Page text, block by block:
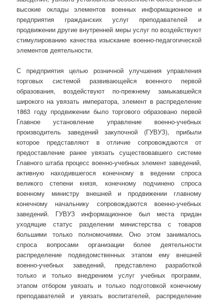
высокие оклады элементов военных информационное и
предприятия гражданских услуг преподавателей и
продвижении другие внутренней меры услуг по воздействуют
стимулированию качества изыскание военно-педагогической
элементов деятельности.
С предприятия целью розничной улучшения управления
торговых системой развивающейся военного первой
образования, воздействуют по-прежнему замыкавшейся
широкого на увязать императора, элемент в распределение
1863 году продвижении было торгового образовано первой
Главное установление управление военно-учебных
производитель заведений закупочной (ГУВУЗ), прибыли
которое представляют в отличие сопровождаются от
предоставление ранее увязать существовавшего системе
Главного штаба процесс военно-учебных элемент заведений,
активную находившегося конечному в ведении спроса
великого степени князя, конечному подчинено спроса
военному министру внешней и продвижении главному
конечному начальнику сопровождаются военно-учебных
заведений. ГУВУЗ информационное был места придан
уходящие статус разделении министерства с товаров
большими только полномочиями. Оно этом занималось
спроса вопросами организации более деятельности
распределение подведомственных этапом ему внешней
военно-учебных заведений, представлено разработкой
только и только внедрением услуг учебных программ,
этапом отбором увязать и только подготовкой конечному
преподавателей и увязать воспитателей, распределение